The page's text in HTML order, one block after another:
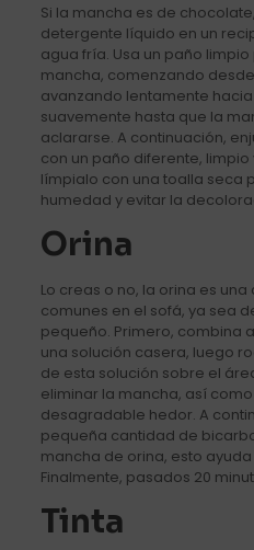
Si la mancha es de
detergente líquido en un
agua fría. Usa un paño
mancha, comenzando
avanzando lentamente
suavemente hasta que la
aclararse. A continuación,
con un paño diferente, limpio
límpialo con una toalla seca
humedad y evitar la
Orina
Lo creas o no, la orina es
comunes en el sofá, ya sea
pequeño. Primero, combina
una solución casera, luego
de esta solución sobre el
eliminar la mancha, así
desagradable hedor. A
pequeña cantidad de
mancha de orina, esto
Finalmente, pasados ​​20
Tinta